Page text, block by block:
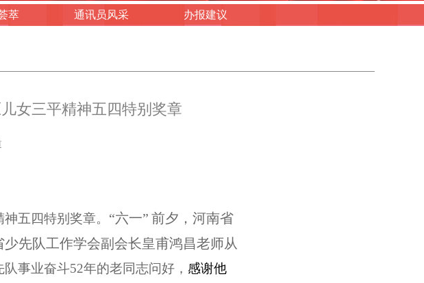
萃 通讯员风采 办报建议
女三平精神五四特别奖章
五四特别奖章。 “六一” 前夕，河南省
先队工作学会副会长皇甫鸿昌老师从
队事业奋斗52年的老同志问好， 感谢他